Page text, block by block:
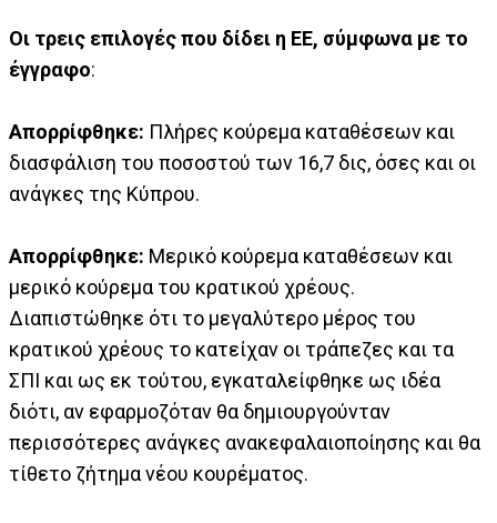
Οι τρεις επιλογές που δίδει η ΕΕ, σύμφωνα με το
έγγραφο:
Απορρίφθηκε: Πλήρες κούρεμα καταθέσεων και
διασφάλιση του ποσοστού των 16,7 δις, όσες και οι
ανάγκες της Κύπρου.
Απορρίφθηκε: Μερικό κούρεμα καταθέσεων και
μερικό κούρεμα του κρατικού χρέους.
Διαπιστώθηκε ότι το μεγαλύτερο μέρος του
κρατικού χρέους το κατείχαν οι τράπεζες και τα
ΣΠΙ και ως εκ τούτου, εγκαταλείφθηκε ως ιδέα
διότι, αν εφαρμοζόταν θα δημιουργούνταν
περισσότερες ανάγκες ανακεφαλαιοποίησης και θα
τίθετο ζήτημα νέου κουρέματος.